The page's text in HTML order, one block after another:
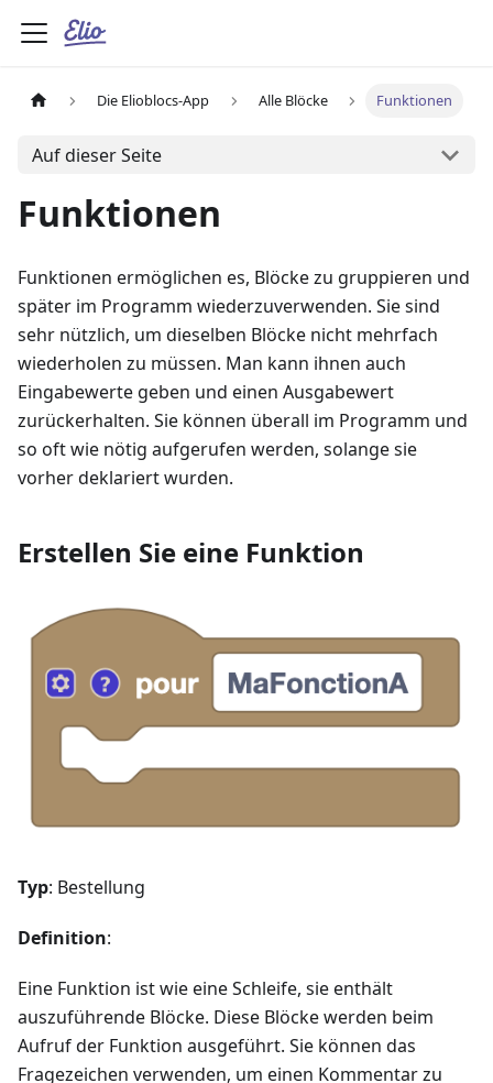
Die Elioblocs-App Alle Blöcke Funktionen
Auf dieser Seite
Funktionen
Funktionen ermöglichen es, Blöcke zu gruppieren und
später im Programm wiederzuverwenden. Sie sind
sehr nützlich, um dieselben Blöcke nicht mehrfach
wiederholen zu müssen. Man kann ihnen auch
Eingabewerte geben und einen Ausgabewert
zurückerhalten. Sie können überall im Programm und
so oft wie nötig aufgerufen werden, solange sie
vorher deklariert wurden.
Erstellen Sie eine Funktion
Typ: Bestellung
Definition:
Eine Funktion ist wie eine Schleife, sie enthält
auszuführende Blöcke. Diese Blöcke werden beim
Aufruf der Funktion ausgeführt. Sie können das
Fragezeichen verwenden, um einen Kommentar zu